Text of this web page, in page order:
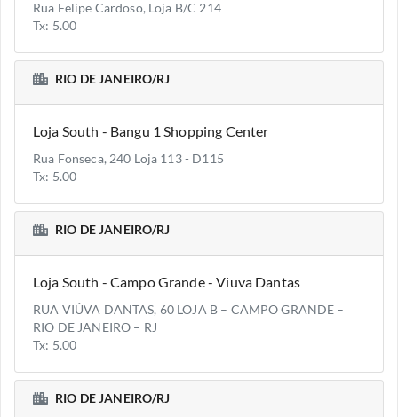
Rua Felipe Cardoso, Loja B/C 214
Tx: 5.00
RIO DE JANEIRO/RJ
Loja South - Bangu 1 Shopping Center
Rua Fonseca, 240 Loja 113 - D115
Tx: 5.00
RIO DE JANEIRO/RJ
Loja South - Campo Grande - Viuva Dantas
RUA VIÚVA DANTAS, 60 LOJA B – CAMPO GRANDE –
RIO DE JANEIRO – RJ
Tx: 5.00
RIO DE JANEIRO/RJ